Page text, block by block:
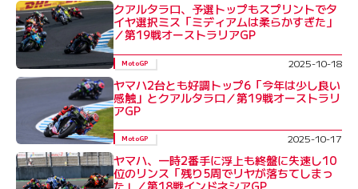
クアルタラロ、予選トップもスプリントでタ
イヤ選択ミス「ミディアムは柔らかすぎた」
／第19戦オーストラリアGP
MotoGP 2025-10-18
ヤマハ2台とも好調トップ6「今年は少し良い
感触」とクアルタラロ／第19戦オーストラリ
アGP
MotoGP 2025-10-17
ヤマハ、一時2番手に浮上も終盤に失速し10
位のリンス「残り5周でリヤが落ちてしまっ